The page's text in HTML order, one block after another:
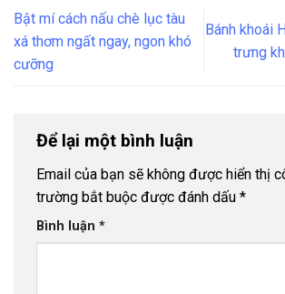
Bật mí cách nấu chè lục tàu
xá thơm ngất ngay, ngon khó
cưỡng
Bánh khoái
trưng
Để lại một bình luận
Email của bạn sẽ không được hiển thị
trường bắt buộc được đánh dấu *
Bình luận *